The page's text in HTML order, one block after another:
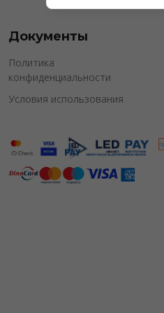
Документы
Политика
конфиденциальности
Условия использования